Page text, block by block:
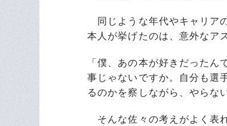
同じような年代やキャリア
本人が挙げたのは、意外なア
「僕、あの本が好きだった
事じゃないですか。自分も選
るのかを察しながら、やらな
そんな佐々の考えがよく表